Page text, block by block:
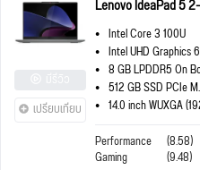
เปรียบเทียบ
Lenovo IdeaPad 5
Intel Core 3 100U
Intel UHD Graphics
8 GB LPDDR5 On
512 GB SSD PCIe
14.0 inch WUXGA
Performance
(8.58)
Gaming (9.48)